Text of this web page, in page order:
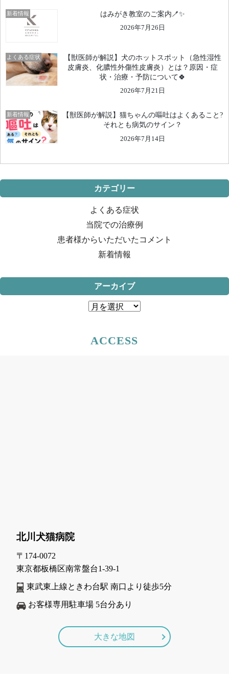
はみがき教室のご案内🪥✨
新着情報
2026年7月26日
【獣医師が解説】犬のホットスポット（急性湿性
皮膚炎、化膿性外傷性皮膚炎）とは？原因・症
状・治療・予防について🍀
よくある症状
2026年7月21日
【獣医師が解説】猫ちゃんの嘔吐はよくあること?
それとも病気のサイン？
新着情報
2026年7月14日
カテゴリー
よくある症状
当院での治療例
患者様からいただいたコメント
新着情報
アーカイブ
ア
イ
ACCESS
北川犬猫病院
〒174-0072
東京都板橋区南常盤台1-39-1
東武東上線ときわ台駅 南口より徒歩5分
お客様専用駐車場 5台分あり
大きな地図